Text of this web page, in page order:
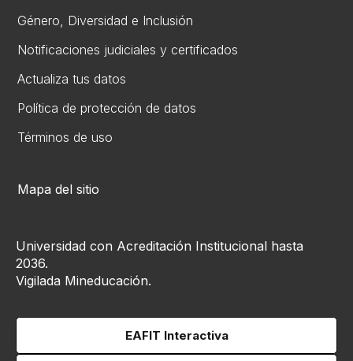
Gén​ero, Diversidad ​e Inclusión
Notificaciones judiciales y certificados
Actualiza tus datos
Política de protección de datos
Términos de uso
Mapa del sitio
Universidad con Acreditación Institucional hasta
2036.
Vigilada Mineducación.
EAFIT Interactiva